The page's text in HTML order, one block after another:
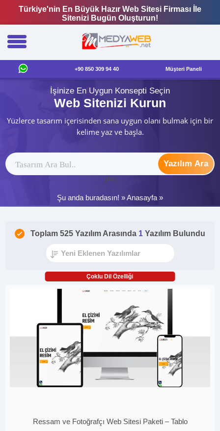
Türkiye'nin En Büyük Hazır Web Sitesi Firması İle
Sitenizi Bugün Oluşturun!
+90 850 309 94 40 Müşteri Paneli
İşinize En Uygun Konsepti Seçin
Web Sitenizi Kurun
Yüzlerce tasarım içerisinden sana uygun olanı bulmak için bir
kelime yaz ve başla.
Yazılım Ara
ytag
Şu anda buradasın! »Anasayfa »
Toplam 525 Yazılım Arasında 1 Yazılım Bulundu
Çoklu Dil Özelliği
Ressam ve Fotoğrafçı Web Sitesi Paketi – Tablo